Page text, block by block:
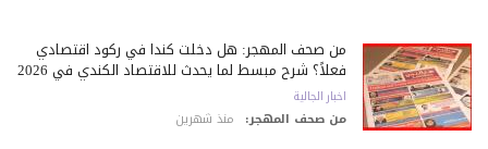
من صحف المهجر: هل دخلت كندا في ركود اقتصادي
فعلاً؟ شرح مبسط لما يحدث للاقتصاد الكندي في 2026
اخبار الجالية
من صحف المهجر: منذ شهرين